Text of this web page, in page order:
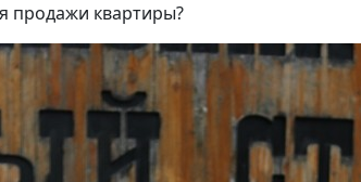
продажи квартиры?